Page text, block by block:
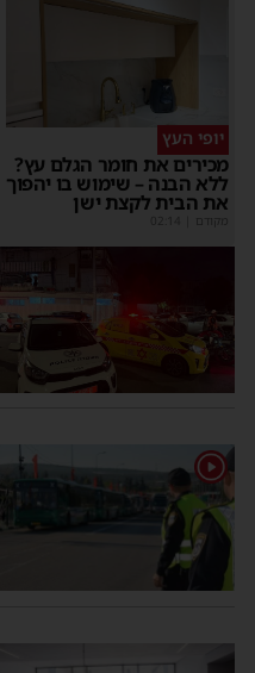
יופי העץ
מכירים את חומר הגלם עץ?
ללא הבנה – שימוש בו יהפוך
את הבית לקצת ישן
מקודם
1